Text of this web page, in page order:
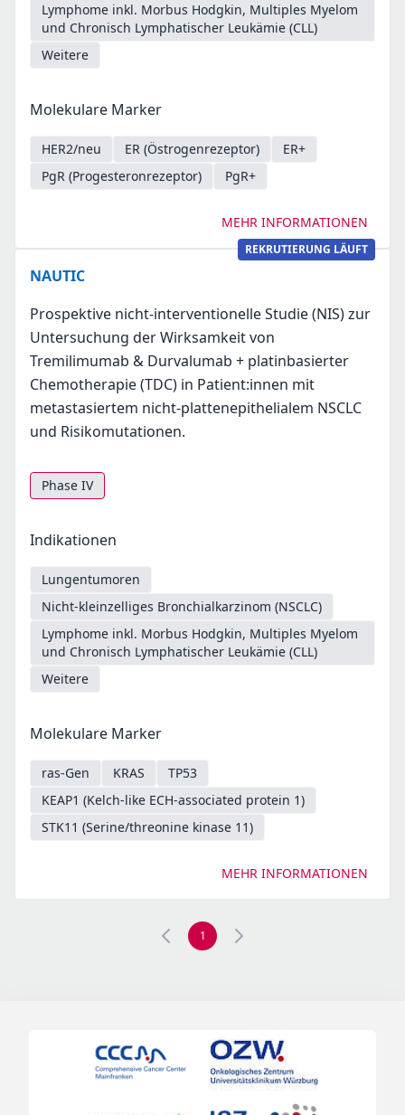
Lymphome inkl. Morbus Hodgkin, Multiples Myelom
und Chronisch Lymphatischer Leukämie (CLL)
Weitere
Molekulare Marker
HER2/neu ER (Östrogenrezeptor)
ER+
PgR (Progesteronrezeptor)
PgR+
MEHR INFORMATIONEN
REKRUTIERUNG LÄUFT
NAUTIC
Prospektive nicht-interventionelle Studie (NIS) zur
Untersuchung der Wirksamkeit von
Tremilimumab & Durvalumab + platinbasierter
Chemotherapie (TDC) in Patient:innen mit
metastasiertem nicht-plattenepithelialem NSCLC
und Risikomutationen.
Phase IV
Indikationen
Lungentumoren
Nicht-kleinzelliges Bronchialkarzinom (NSCLC)
Lymphome inkl. Morbus Hodgkin, Multiples Myelom
und Chronisch Lymphatischer Leukämie (CLL)
Weitere
Molekulare Marker
ras-Gen KRAS
TP53
KEAP1 (Kelch-like ECH-associated protein 1)
STK11 (Serine/threonine kinase 11)
MEHR INFORMATIONEN
1